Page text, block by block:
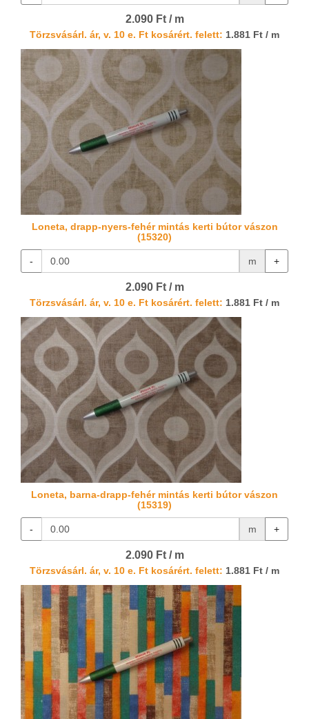
2.090 Ft / m
Törzsvásárl. ár, v. 10 e. Ft kosárért. felett: 1.881 Ft / m
Loneta, drapp-nyers-fehér mintás kerti bútor vászon
(15320)
- m +
2.090 Ft / m
Törzsvásárl. ár, v. 10 e. Ft kosárért. felett: 1.881 Ft / m
Loneta, barna-drapp-fehér mintás kerti bútor vászon
(15319)
- m +
2.090 Ft / m
Törzsvásárl. ár, v. 10 e. Ft kosárért. felett: 1.881 Ft / m